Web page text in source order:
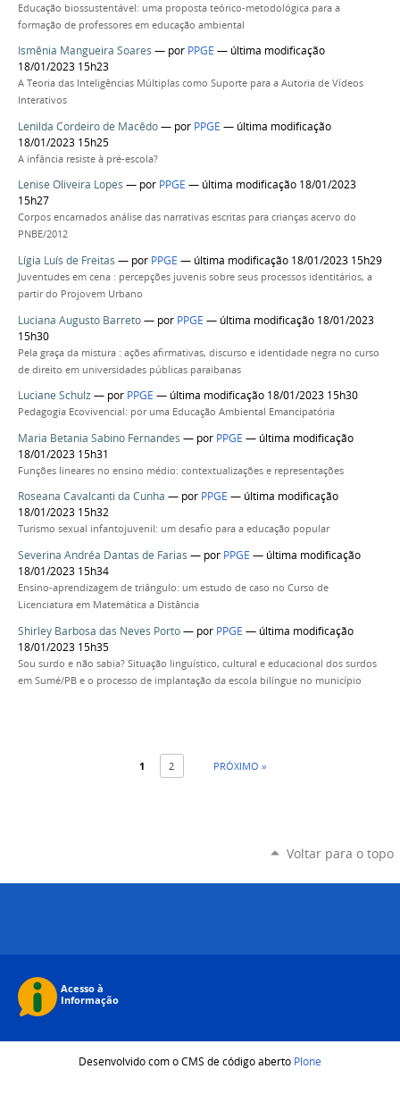
Educação biossustentável: uma proposta teórico-metodológica para a
formação de professores em educação ambiental
Ismênia Mangueira Soares — por PPGE — última modificação
18/01/2023 15h23
A Teoria das Inteligências Múltiplas como Suporte para a Autoria de Vídeos
Interativos
Lenilda Cordeiro de Macêdo— por PPGE — última modificação
18/01/2023 15h25
A infância resiste à pré-escola?
Lenise Oliveira Lopes — por PPGE — última modificação 18/01/2023
15h27
Corpos encarnados análise das narrativas escritas para crianças acervo do
PNBE/2012
Lígia Luís de Freitas — por PPGE — última modificação 18/01/2023 15h29
Juventudes em cena : percepções juvenis sobre seus processos identitários, a
partir do Projovem Urbano
Luciana Augusto Barreto— por PPGE — última modificação 18/01/2023
15h30
Pela graça da mistura : ações afirmativas, discurso e identidade negra no curso
de direito em universidades públicas paraibanas
Luciane Schulz— por PPGE — última modificação 18/01/2023 15h30
Pedagogia Ecovivencial: por uma Educação Ambiental Emancipatória
Maria Betania Sabino Fernandes — por PPGE — última modificação
18/01/2023 15h31
Funções lineares no ensino médio: contextualizações e representações
Roseana Cavalcanti da Cunha — por PPGE — última modificação
18/01/2023 15h32
Turismo sexual infantojuvenil: um desafio para a educação popular
Severina Andréa Dantas de Farias — por PPGE — última modificação
18/01/2023 15h34
Ensino-aprendizagem de triângulo: um estudo de caso no Curso de
Licenciatura em Matemática a Distância
Shirley Barbosa das Neves Porto— por PPGE — última modificação
18/01/2023 15h35
Sou surdo e não sabia? Situação linguístico, cultural e educacional dos surdos
em Sumé/PB e o processo de implantação da escola bilíngue no município
1 2 PRÓXIMO »
Voltar para o topo
Desenvolvido com o CMS de código aberto Plone